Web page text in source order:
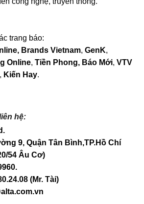
trang báo:
Brands Vietnam,GenK,
Online,Tiền Phong, Báo Mới,VTV
, Kiến Hay.
hệ:
9, Quận Tân Bình,TP.Hồ Chí
54 Âu Cơ)
(Mr. Tài)